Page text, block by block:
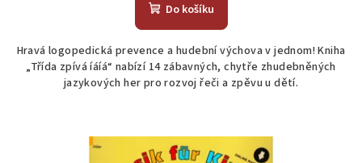
Do košíku
Hravá logopedická prevence a hudební výchova v jednom! Kniha
„Třída zpívá íáíá“ nabízí 14 zábavných, chytře zhudebněných
jazykových her pro rozvoj řeči a zpěvu u dětí.